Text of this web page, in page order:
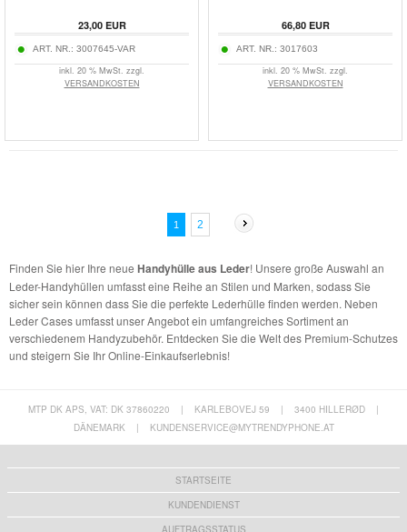
23,00EUR
ART. NR.: 3007645-VAR
inkl. 20 % MwSt. zzgl.
VERSANDKOSTEN
66,80EUR
ART. NR.: 3017603
inkl. 20 % MwSt. zzgl.
VERSANDKOSTEN
1 2
Finden Sie hier Ihre neue Handyhülle aus Leder! Unsere große Auswahl an
Leder-Handyhüllen umfasst eine Reihe an Stilen und Marken, sodass Sie
sicher sein können dass Sie die perfekte Lederhülle finden werden. Neben
Leder Cases umfasst unser Angebot ein umfangreiches Sortiment an
verschiedenem Handyzubehör. Entdecken Sie die Welt des Premium-Schutzes
und steigern Sie Ihr Online-Einkaufserlebnis!
MTP DK APS, VAT: DK 37860220 | KARLEBOVEJ 59 | 3400 HILLERØD
|
DÄNEMARK
| KUNDENSERVICE@MYTRENDYPHONE.AT
STARTSEITE
KUNDENDIENST
AUFTRAGSSTATUS